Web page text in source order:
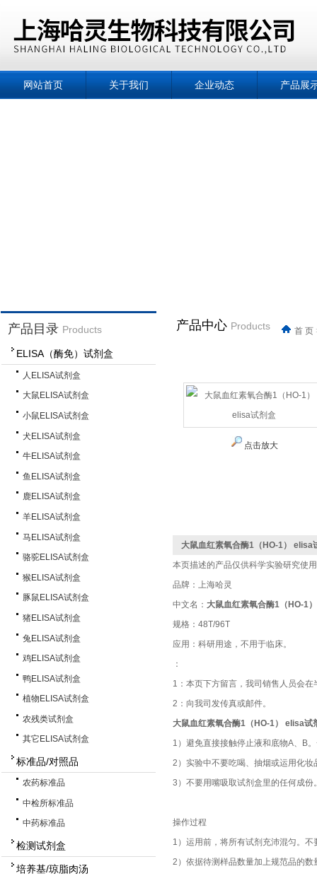
网站首页 关于我们 企业动态 产品展
产品目录 Products
ELISA（酶免）试剂盒
人ELISA试剂盒
大鼠ELISA试剂盒
小鼠ELISA试剂盒
犬ELISA试剂盒
牛ELISA试剂盒
鱼ELISA试剂盒
鹿ELISA试剂盒
羊ELISA试剂盒
马ELISA试剂盒
骆驼ELISA试剂盒
猴ELISA试剂盒
豚鼠ELISA试剂盒
猪ELISA试剂盒
兔ELISA试剂盒
鸡ELISA试剂盒
鸭ELISA试剂盒
植物ELISA试剂盒
农残类试剂盒
其它ELISA试剂盒
标准品/对照品
农药标准品
中检所标准品
中药标准品
检测试剂盒
培养基/琼脂肉汤
产品中心 Products 首 页
点击放大
大鼠血红素氧合酶1（HO-1） elisa
本页描述的产品仅供科学实验研究使
品牌：上海哈灵
中文名： 大鼠血红素氧合酶1（HO-1
规格：48T/96T
应用：科研用途，不用于临床。
：
1：本页下方留言，我司销售人员会在
2：向我司发传真或邮件。
大鼠血红素氧合酶1（HO-1） elisa试
1）避免直接接触停止液和底物A、B
2）实验中不要吃喝、抽烟或运用化妆
3）不要用嘴吸取试剂盒里的任何成份
操作过程
1）运用前，将所有试剂充沛混匀。
2）依据待测样品数量加上规范品的